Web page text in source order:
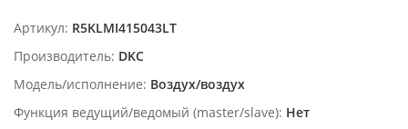
Артикул: R5KLMI415043LT
Производитель: DKC
Модель/исполнение: Воздух/воздух
Функция ведущий/ведомый (master/slave): Нет